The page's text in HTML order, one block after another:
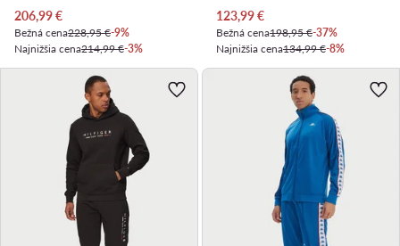
Aktuálna cena
206,99€
Bežná cena228,95 €-9%
Najnižšia cena214,99 €-3%
Aktuálna cena
123,99€
Bežná cena198,95 €-37%
Najnižšia cena134,99 €-8%